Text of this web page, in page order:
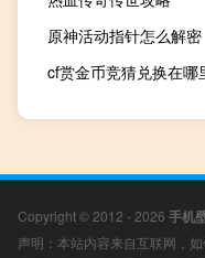
原神活动指针怎么解密
cf赏金币竞猜兑换在哪
Copyright © 2012 - 2026 手机
声明：本站内容来自互联网，